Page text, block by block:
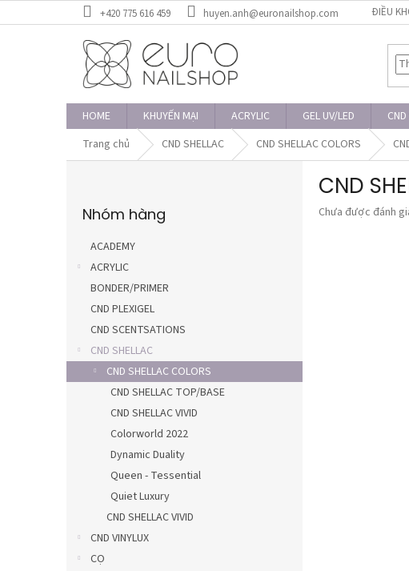
qua
+420 775 616 459 huyen.anh@euronailshop.com ĐIỀU
HOME KHUYẾN MẠI ACRYLIC GEL UV/LED
Trang chủ
CND SHELLAC CND SHELLAC COLORS
qua
mục
Nhóm hàng
ACADEMY
ACRYLIC
BONDER/PRIMER
CND PLEXIGEL
CND SCENTSATIONS
CND SHELLAC
CND SHELLAC COLORS
CND SHELLAC TOP/BASE
CND SHELLAC VIVID
Colorworld 2022
Dynamic Duality
Queen - Tessential
Quiet Luxury
CND SHELLAC VIVID
CND VINYLUX
CỌ
CND
Đánh
Chưa được đánh